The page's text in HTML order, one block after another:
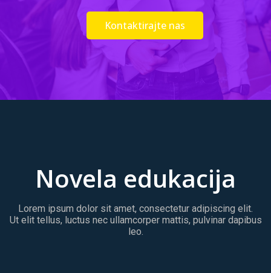
Kontaktirajte nas
Novela edukacija
Lorem ipsum dolor sit amet, consectetur adipiscing elit.
Ut elit tellus, luctus nec ullamcorper mattis, pulvinar dapibus
leo.